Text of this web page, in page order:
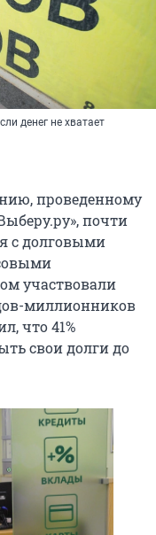
денег не хватает
проведенному
почти
с долговыми
участвовали
миллионников
что 41%
свои долги до